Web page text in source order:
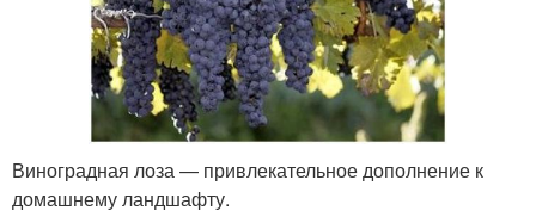
Виноградная лоза — привлекательное дополнение к
домашнему ландшафту.